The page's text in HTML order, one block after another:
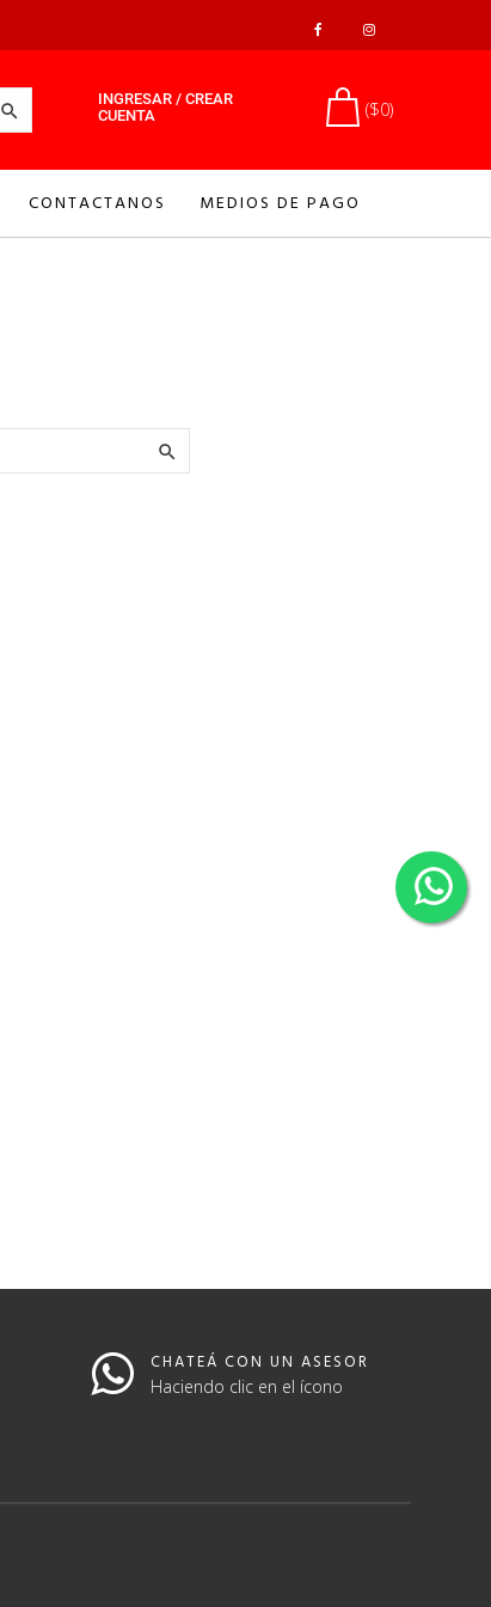
 ($0)
INGRESAR / CREAR
CUENTA
CONTACTANOS MEDIOS DE PAGO

CHATEÁ CON UN ASESOR
Haciendo clic en el ícono